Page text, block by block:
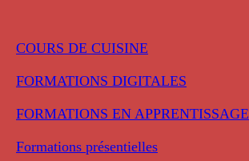
COURS DE CUISINE
FORMATIONS DIGITALES
FORMATIONS EN APPRENTISSAGE
Formations présentielles